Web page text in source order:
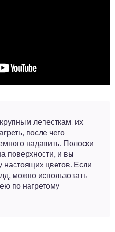
лепесткам, их
после чего
надавить. Полоски
поверхности, и вы
настоящих цветов. Если
можно использовать
по нагретому